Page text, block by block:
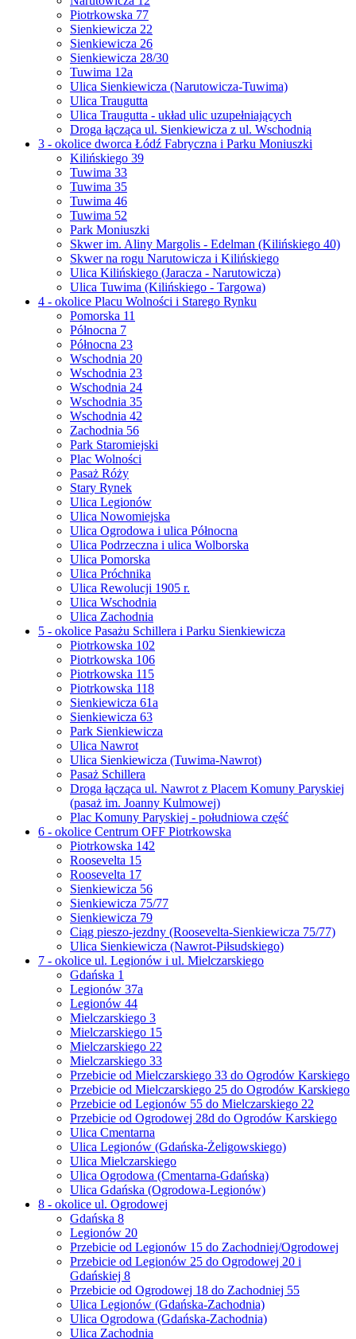
Piotrkowska 77
Sienkiewicza 22
Sienkiewicza 26
Sienkiewicza 28/30
Tuwima 12a
Ulica Sienkiewicza (Narutowicza-Tuwima)
Ulica Traugutta
Ulica Traugutta - układ ulic uzupełniających
Droga łącząca ul. Sienkiewicza z ul. Wschodnią
3 - okolice dworca Łódź Fabryczna i Parku Moniuszki
Kilińskiego 39
Tuwima 33
Tuwima 35
Tuwima 46
Tuwima 52
Park Moniuszki
Skwer im. Aliny Margolis - Edelman (Kilińskiego 40)
Skwer na rogu Narutowicza i Kilińskiego
Ulica Kilińskiego (Jaracza - Narutowicza)
Ulica Tuwima (Kilińskiego - Targowa)
4 - okolice Placu Wolności i Starego Rynku
Pomorska 11
Północna 7
Północna 23
Wschodnia 20
Wschodnia 23
Wschodnia 24
Wschodnia 35
Wschodnia 42
Zachodnia 56
Park Staromiejski
Plac Wolności
Pasaż Róży
Stary Rynek
Ulica Legionów
Ulica Nowomiejska
Ulica Ogrodowa i ulica Północna
Ulica Podrzeczna i ulica Wolborska
Ulica Pomorska
Ulica Próchnika
Ulica Rewolucji 1905 r.
Ulica Wschodnia
Ulica Zachodnia
5 - okolice Pasażu Schillera i Parku Sienkiewicza
Piotrkowska 102
Piotrkowska 106
Piotrkowska 115
Piotrkowska 118
Sienkiewicza 61a
Sienkiewicza 63
Park Sienkiewicza
Ulica Nawrot
Ulica Sienkiewicza (Tuwima-Nawrot)
Pasaż Schillera
Droga łącząca ul. Nawrot z Placem Komuny Paryskiej
(pasaż im. Joanny Kulmowej)
Plac Komuny Paryskiej - południowa część
6 - okolice Centrum OFF Piotrkowska
Piotrkowska 142
Roosevelta 15
Roosevelta 17
Sienkiewicza 56
Sienkiewicza 75/77
Sienkiewicza 79
Ciąg pieszo-jezdny (Roosevelta-Sienkiewicza 75/77)
Ulica Sienkiewicza (Nawrot-Piłsudskiego)
7 - okolice ul. Legionów i ul. Mielczarskiego
Gdańska 1
Legionów 37a
Legionów 44
Mielczarskiego 3
Mielczarskiego 15
Mielczarskiego 22
Mielczarskiego 33
Przebicie od Mielczarskiego 33 do Ogrodów Karskiego
Przebicie od Mielczarskiego 25 do Ogrodów Karskiego
Przebicie od Legionów 55 do Mielczarskiego 22
Przebicie od Ogrodowej 28d do Ogrodów Karskiego
Ulica Cmentarna
Ulica Legionów (Gdańska-Żeligowskiego)
Ulica Mielczarskiego
Ulica Ogrodowa (Cmentarna-Gdańska)
Ulica Gdańska (Ogrodowa-Legionów)
8 - okolice ul. Ogrodowej
Gdańska 8
Legionów 20
Przebicie od Legionów 15 do Zachodniej/Ogrodowej
Przebicie od Legionów 25 do Ogrodowej 20 i
Gdańskiej 8
Przebicie od Ogrodowej 18 do Zachodniej 55
Ulica Legionów (Gdańska-Zachodnia)
Ulica Ogrodowa (Gdańska-Zachodnia)
Ulica Zachodnia